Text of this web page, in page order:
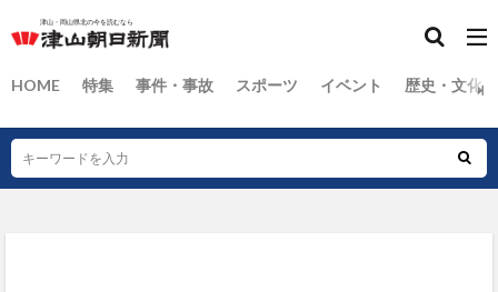
HOME 特集 事件・事故 スポーツ イベント 歴史・文化